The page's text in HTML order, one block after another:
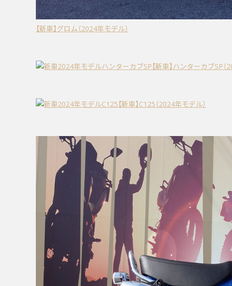
【新車】グロム（2024年モデル）
【新車】ハンターカブSP（
【新車】C125（2024年モデル）